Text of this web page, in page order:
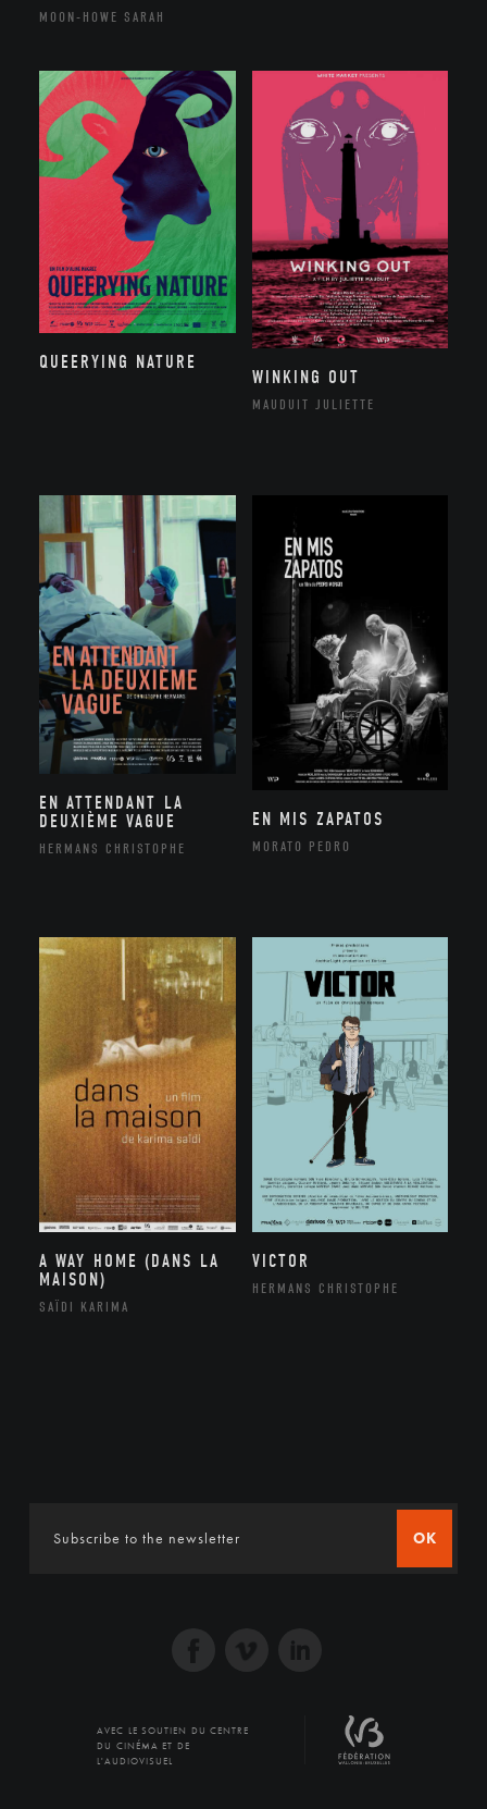
MOON-HOWE SARAH
QUEERYING NATURE
WINKING OUT
MAUDUIT JULIETTE
EN ATTENDANT LA
DEUXIÈME VAGUE
HERMANS CHRISTOPHE
EN MIS ZAPATOS
MORATO PEDRO
A WAY HOME (DANS LA
MAISON)
SAÏDI KARIMA
VICTOR
HERMANS CHRISTOPHE
OK
AVEC LE SOUTIEN DU CENTRE
DU CINÉMA ET DE
L'AUDIOVISUEL